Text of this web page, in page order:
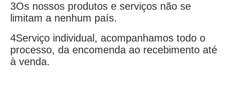
3Os nossos produtos e serviços não se
limitam a nenhum país.
4Serviço individual, acompanhamos todo o
processo, da encomenda ao recebimento até
à venda.